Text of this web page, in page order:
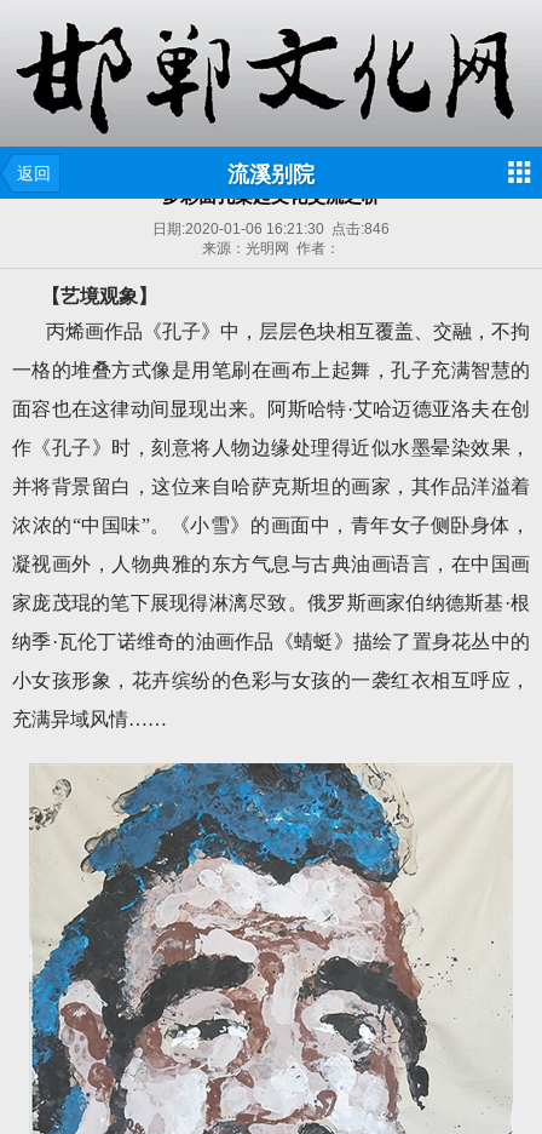
返回 流溪别院
多彩面孔架起文化交流之桥
日期:2020-01-06 16:21:30 点击:846
来源：光明网 作者：
【艺境观象】
丙烯画作品《孔子》中，层层色块相互覆盖、交融，不拘
一格的堆叠方式像是用笔刷在画布上起舞，孔子充满智慧的
面容也在这律动间显现出来。阿斯哈特·艾哈迈德亚洛夫在创
作《孔子》时，刻意将人物边缘处理得近似水墨晕染效果，
并将背景留白，这位来自哈萨克斯坦的画家，其作品洋溢着
浓浓的“中国味”。《小雪》的画面中，青年女子侧卧身体，
凝视画外，人物典雅的东方气息与古典油画语言，在中国画
家庞茂琨的笔下展现得淋漓尽致。俄罗斯画家伯纳德斯基·根
纳季·瓦伦丁诺维奇的油画作品《蜻蜓》描绘了置身花丛中的
小女孩形象，花卉缤纷的色彩与女孩的一袭红衣相互呼应，
充满异域风情……